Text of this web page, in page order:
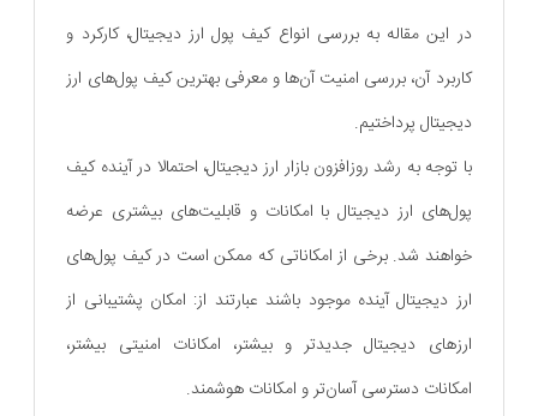
در این مقاله به بررسی انواع کیف پول ارز دیجیتال، کارکرد و
کاربرد آن، بررسی امنیت آن‌ها و معرفی بهترین کیف پول‌های ارز
دیجیتال پرداختیم.
با توجه به رشد روزافزون بازار ارز دیجیتال، احتمالا در آینده کیف
پول‌های ارز دیجیتال با امکانات و قابلیت‌های بیشتری عرضه
خواهند شد. برخی از امکاناتی که ممکن است در کیف پول‌های
ارز دیجیتال آینده موجود باشند عبارتند از: امکان پشتیبانی از
ارزهای دیجیتال جدیدتر و بیشتر، امکانات امنیتی بیشتر،
امکانات دسترسی آسان‌تر و امکانات هوشمند.